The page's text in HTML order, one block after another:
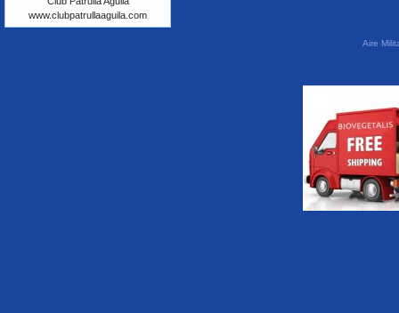
www.clubpatrullaaguila.com
Aire